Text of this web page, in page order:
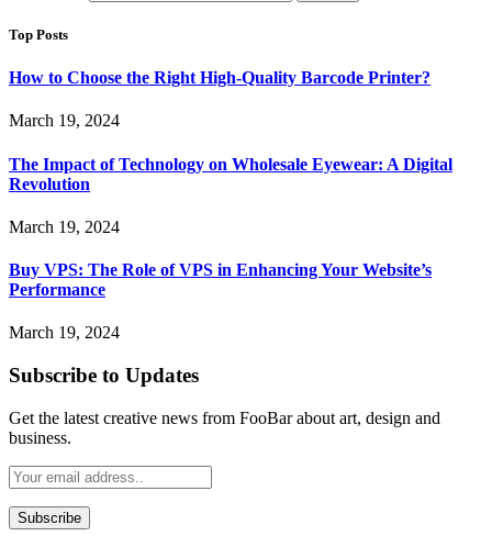
Top Posts
How to Choose the Right High-Quality Barcode Printer?
March 19, 2024
The Impact of Technology on Wholesale Eyewear: A Digital
Revolution
March 19, 2024
Buy VPS: The Role of VPS in Enhancing Your Website’s
Performance
March 19, 2024
Subscribe to Updates
Get the latest creative news from FooBar about art, design and
business.